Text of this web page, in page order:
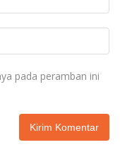
pada peramban ini